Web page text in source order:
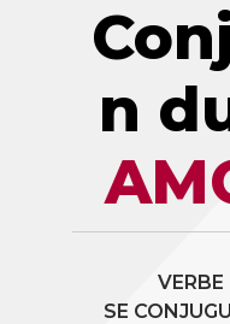
n
VERBE
SE